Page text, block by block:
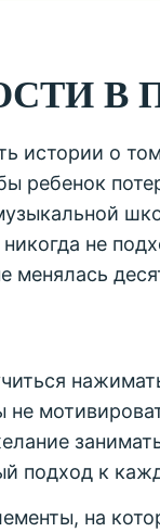
В
истории о
ребенок
не
менялась
не
подход к
на